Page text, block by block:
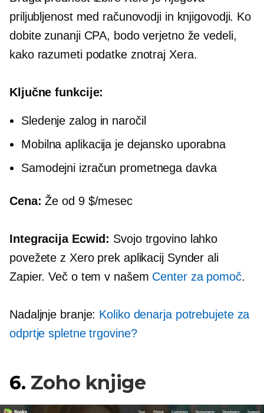
priljubljenost med računovodji in knjigovodji. Ko
dobite zunanji CPA, bodo verjetno že vedeli,
kako razumeti podatke znotraj Xera.
Ključne funkcije:
Sledenje zalog in naročil
Mobilna aplikacija je dejansko uporabna
Samodejni izračun prometnega davka
Cena:Že od 9 $/mesec
Integracija Ecwid: Svojo trgovino lahko
povežete z Xero prek aplikacij Synder ali
Zapier. Več o tem v našem Center za pomoč.
Nadaljnje branje: Koliko denarja potrebujete za
odprtje spletne trgovine?
6. Zoho knjige